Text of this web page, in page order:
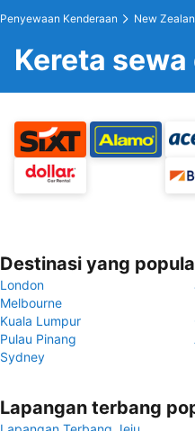
Penyewaan Kenderaan New
Kereta
Destinasi yang
London
Melbourne
Kuala Lumpur
Pulau Pinang
Sydney
Lapangan terbang